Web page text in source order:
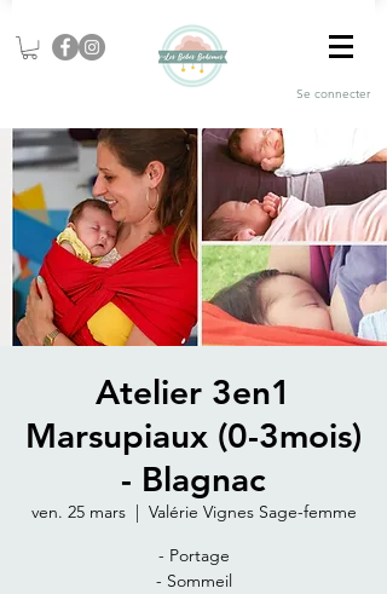
Se connecter
Atelier 3en1
Marsupiaux (0-3mois)
- Blagnac
ven. 25 mars
  |
Valérie Vignes Sage-femme
- Portage
- Sommeil